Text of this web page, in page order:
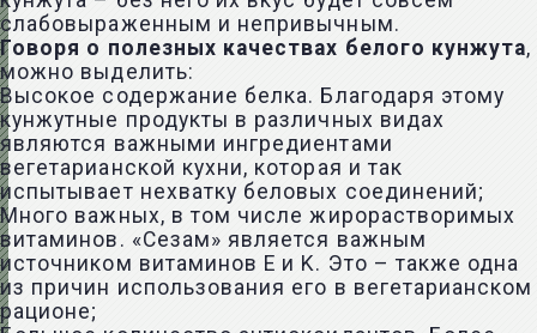
слабовыраженным и непривычным.
Говоря о полезных качествах белого кунжута,
можно выделить:
Высокое содержание белка. Благодаря этому
кунжутные продукты в различных видах
являются важными ингредиентами
вегетарианской кухни, которая и так
испытывает нехватку беловых соединений;
Много важных, в том числе жирорастворимых
витаминов. «Сезам» является важным
источником витаминов E и K. Это – также одна
из причин использования его в вегетарианском
рационе;